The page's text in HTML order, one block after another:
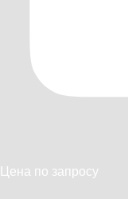
Цена по запросу